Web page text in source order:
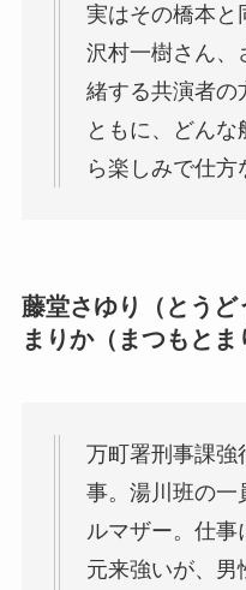
実はその橋本と
沢村一樹さん、
緒する共演者の
ともに、どん
ら楽しみで仕方
藤堂さゆり（とう
まりか（まつもとま
万町署刑事課強
事。湯川班の一
ルマザー。仕事
元来強いが、男